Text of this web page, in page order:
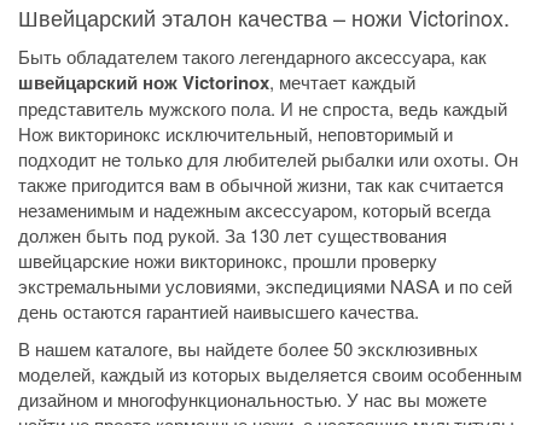
Швейцарский эталон качества – ножи Victorinox.
Быть обладателем такого легендарного аксессуара, как
швейцарский нож Victorinox, мечтает каждый
представитель мужского пола. И не спроста, ведь каждый
Нож викторинокс исключительный, неповторимый и
подходит не только для любителей рыбалки или охоты. Он
также пригодится вам в обычной жизни, так как считается
незаменимым и надежным аксессуаром, который всегда
должен быть под рукой. За 130 лет существования
швейцарские ножи викторинокс, прошли проверку
экстремальными условиями, экспедициями NASA и по сей
день остаются гарантией наивысшего качества.
В нашем каталоге, вы найдете более 50 эксклюзивных
моделей, каждый из которых выделяется своим особенным
дизайном и многофункциональностью. У нас вы можете